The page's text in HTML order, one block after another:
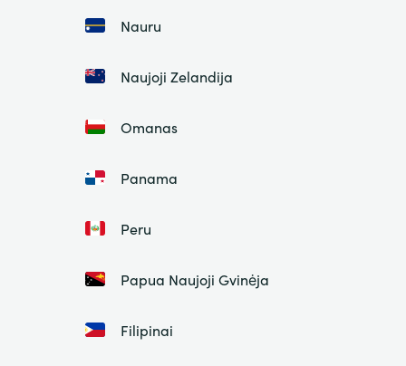
Nauru
Naujoji Zelandija
Omanas
Panama
Peru
Papua Naujoji Gvinėja
Filipinai